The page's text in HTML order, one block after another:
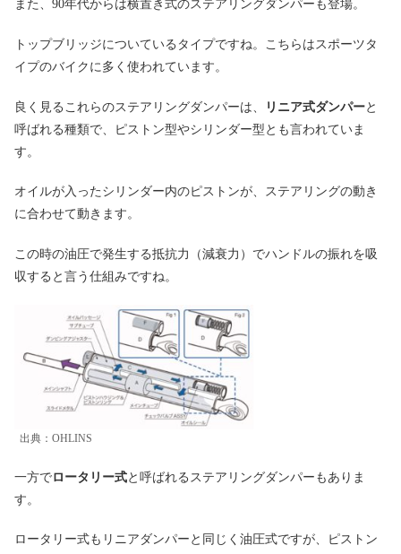
また、90年代からは横置き式のステアリングダンパーも登場。
トップブリッジについているタイプですね。こちらはスポーツタ
イプのバイクに多く使われています。
良く見るこれらのステアリングダンパーは、 リニア式ダンパーと
呼ばれる種類で、ピストン型やシリンダー型とも言われていま
す。
オイルが入ったシリンダー内のピストンが、ステアリングの動き
に合わせて動きます。
この時の油圧で発生する抵抗力（減衰力）でハンドルの振れを吸
収すると言う仕組みですね。
出典：OHLINS
一方でロータリー式と呼ばれるステアリングダンパーもありま
す。
ロータリー式もリニアダンパーと同じく油圧式ですが、ピストン